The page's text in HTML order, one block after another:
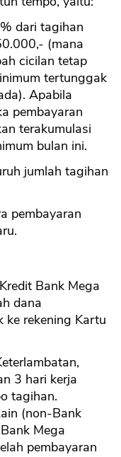
dari tagihan
(mana
cicilan tetap
tertunggak
Apabila
pembayaran
terakumulasi
bulan ini.
jumlah tagihan
pembayaran
Bank Mega
dana
ke rekening Kartu
3 hari kerja
tagihan.
(non-Bank
Mega
pembayaran